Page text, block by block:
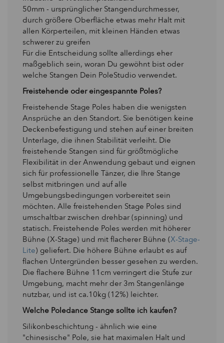
50mm - ursprünglicher Stangendurchmesser,
durch größere Oberfläche etwas mehr Halt mit
allen Körperteilen, mit kleinen Händen etwas
schwerer zu greifen
Für die Entscheidung sollte allerdings eher
maßgeblich sein, woran Du gewöhnt bist oder
welche Stangen Dein PoleStudio verwendet.
Freistehende oder eingespannte Poles?
Freistehende Stage Poles haben die wenigsten
Ansprüche an den Standort. Sie benötigen keine
Deckenbefestigung und stehen auf einer breiten
Unterlage, die ihnen Stabilität verleiht. Die
freistehende Stangen sind für größtmögliche
Flexibilität in der Anwendung gebaut und eignen
sich für professionelle Tänzer, die Ihre Stange
selbst mitbringen und auf alle
Umgebungsbedingungen vorbereitet sein
möchten. Alle freistehenden Stage Poles sind
umschaltbar zwischen drehbar (spinning) und
statisch. Freistehende Poles werden mit höherer
Bühne (X-Stage) und mit flacherer Bühne (X-Stage-
Lite) geliefert. Die höhere Bühne erlaubt es auf
flachen Untergründen besser gesehen zu werden.
Die flachere Bühne 11cm verringert die Stufe zur
Umgebung, macht mehr der 3m Stangenlänge
nutzbar, und ist ca.10kg (12%) leichter.
Welche Poledance Stange sollte ich kaufen?
Silikonbeschichtung - ähnlich wie eine
"chinesische" Pole, sie hat maximalen Halt und